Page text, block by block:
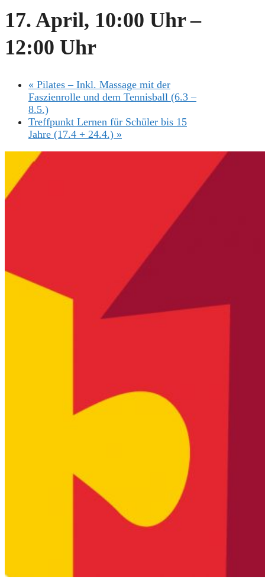
17. April, 10:00 Uhr–
12:00 Uhr
« Pilates – Inkl. Massage mit der
Faszienrolle und dem Tennisball (6.3 –
8.5.)
Treffpunkt Lernen für Schüler bis 15
Jahre (17.4 + 24.4.) »